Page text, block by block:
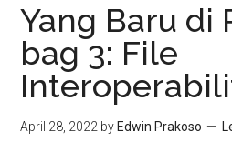
Yang Baru di
bag 3: File
April 28, 2022 by Edwin Prakoso